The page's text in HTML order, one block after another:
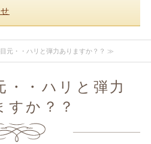
元・・ハリと弾力ありますか？？ ≫
・・ハリと弾力
すか？？